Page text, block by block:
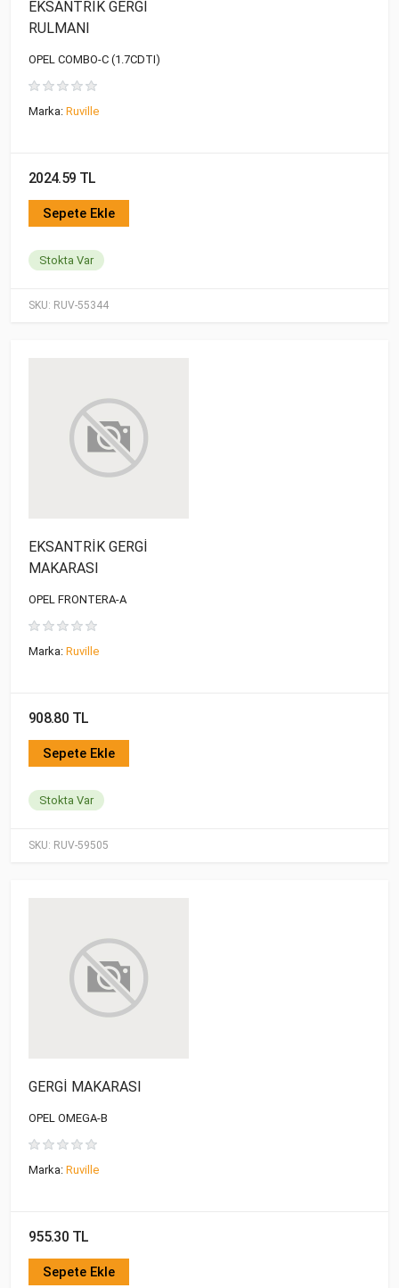
SKU: RUV-55344
EKSANTRİK GERGİ
RULMANI
OPEL COMBO-C (1.7CDTI)
Marka: Ruville
2024.59 TL
Sepete Ekle
Stokta Var
SKU: RUV-59505
EKSANTRİK GERGİ
MAKARASI
OPEL FRONTERA-A
Marka: Ruville
908.80 TL
Sepete Ekle
Stokta Var
GERGİ MAKARASI
OPEL OMEGA-B
Marka: Ruville
955.30 TL
Sepete Ekle